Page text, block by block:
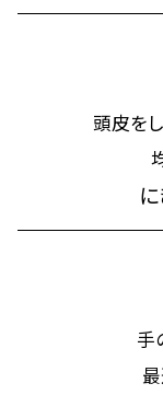
頭皮を
手